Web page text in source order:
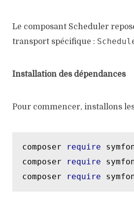
Le composant Scheduler
transport spécifique :
Installation des dépendances
Pour commencer, installons
composer require
composer
require
composer
require